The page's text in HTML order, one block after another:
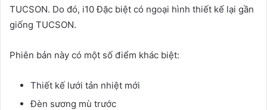
TUCSON. Do đó, i10 Đặc biệt có ngoại hình thiết kế lại gần
giống TUCSON.
Phiên bản này có một số điểm khác biệt:
Thiết kế lưới tản nhiệt mới
Đèn sương mù trước